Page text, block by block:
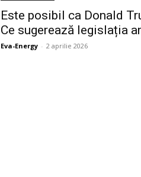
Este posibil ca Donald
Ce sugerează legislația
Eva-Energy - 2 aprilie 2026